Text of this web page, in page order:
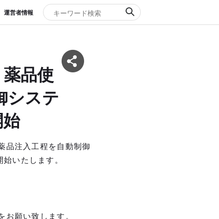
運営者情報
品使
システ
品注入工程を自動制御
いたします。
願い致します。